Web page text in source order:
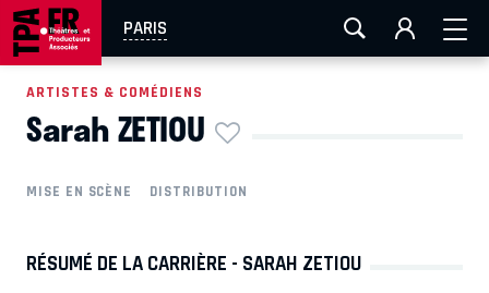
PARIS
AIX-MARSEILLE LA ROCHELLE
EN TOURNÉE
ARTISTES & COMÉDIENS
Sarah ZETIOU
MISE EN SCÈNE DISTRIBUTION
RÉSUMÉ DE LA CARRIÈRE - SARAH ZETIOU